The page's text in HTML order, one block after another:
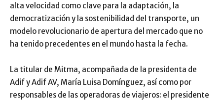
alta velocidad como clave para la adaptación, la
democratización y la sostenibilidad del transporte, un
modelo revolucionario de apertura del mercado que no
ha tenido precedentes en el mundo hasta la fecha.
La titular de Mitma, acompañada de la presidenta de
Adif y Adif AV, María Luisa Domínguez, así como por
responsables de las operadoras de viajeros: el presidente